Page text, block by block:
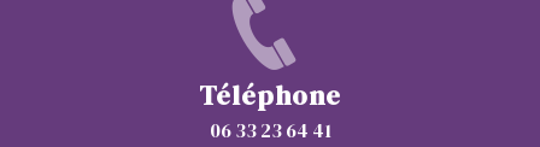
Téléphone
06 33 23 64 41